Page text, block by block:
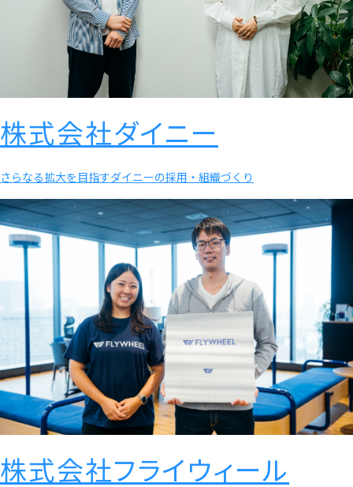
株式会社ダイニー
さらなる拡大を目指すダイニーの採用・組織づくり
株式会社フライウィール